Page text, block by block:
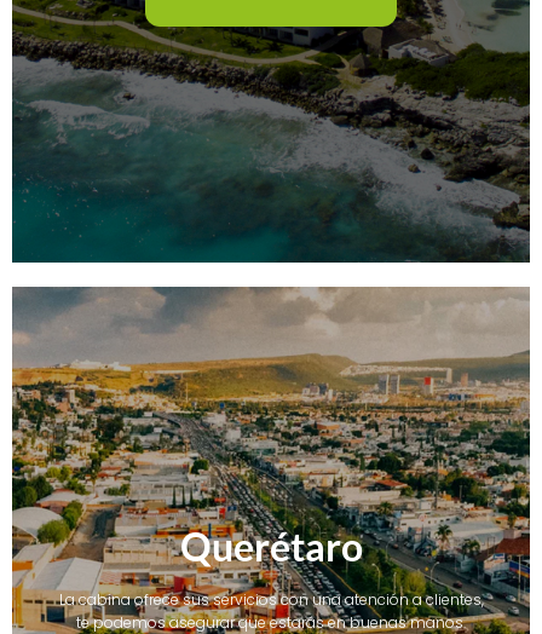
Querétaro
La cabina ofrece sus servicios con una atención a clientes,
te podemos asegurar que estarás en buenas manos.